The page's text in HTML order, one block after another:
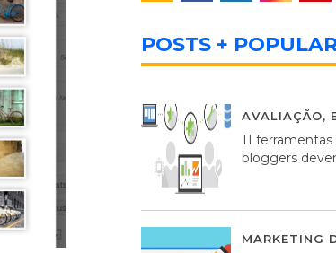
POSTS +
AVALIAÇÃO,
11
bloggers
MARKETING